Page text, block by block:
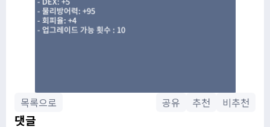
목록으로 공유 추천 비추천
댓글